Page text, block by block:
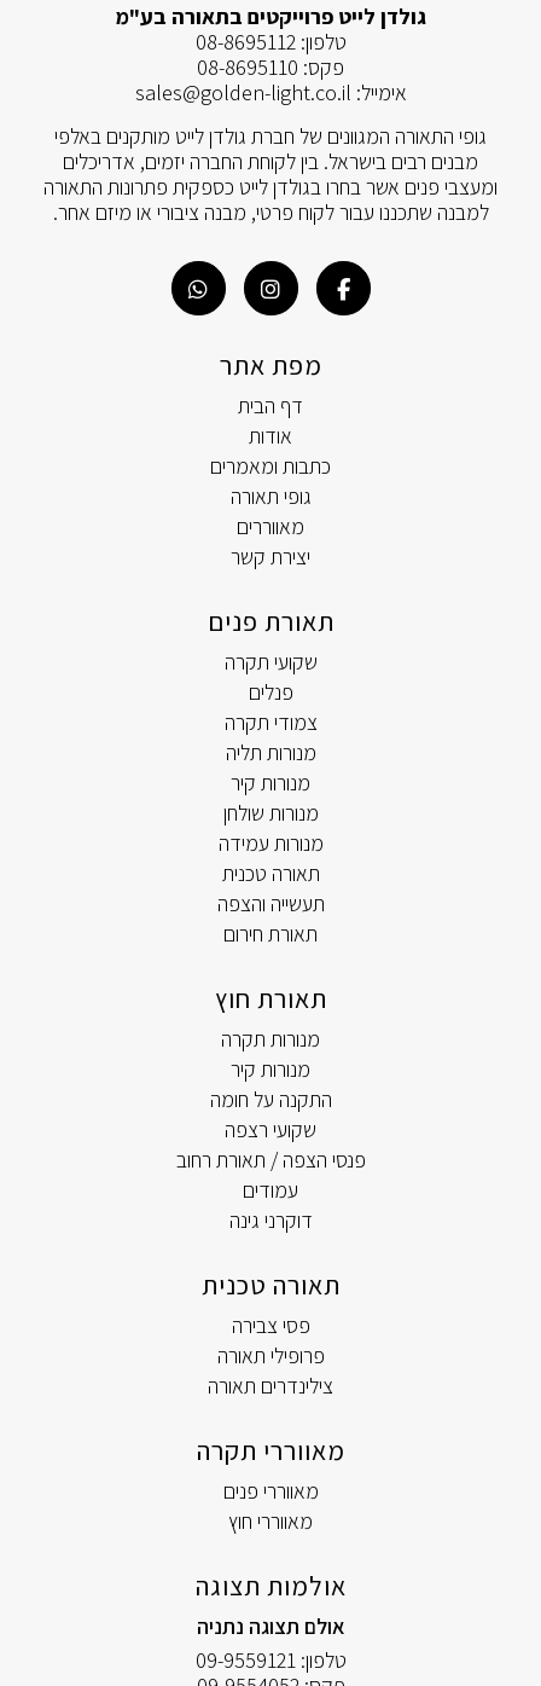
גולדן לייט פרוייקטים בתאורה בע"מ
טלפון:08-8695112
פקס: 08-8695110
אימייל: sales@golden-light.co.il
גופי התאורה המגוונים של חברת גולדן לייט מותקנים באלפי
מבנים רבים בישראל. בין לקוחת החברה יזמים, אדריכלים
ומעצבי פנים אשר בחרו בגולדן לייט כספקית פתרונות התאורה
למבנה שתכננו עבור לקוח פרטי, מבנה ציבורי או מיזם אחר.
מפת אתר
דף הבית
אודות
כתבות ומאמרים
גופי תאורה
מאווררים
יצירת קשר
תאורת פנים
שקועי תקרה
פנלים
צמודי תקרה
מנורות תליה
מנורות קיר
מנורות שולחן
מנורות עמידה
תאורה טכנית
תעשייה והצפה
תאורת חירום
תאורת חוץ
מנורות תקרה
מנורות קיר
התקנה על חומה
שקועי רצפה
פנסי הצפה / תאורת רחוב
עמודים
דוקרני גינה
תאורה טכנית
פסי צבירה
פרופילי תאורה
צילינדרים תאורה
מאווררי תקרה
מאווררי פנים
מאווררי חוץ
אולמות תצוגה
אולם תצוגה נתניה
טלפון:09-9559121